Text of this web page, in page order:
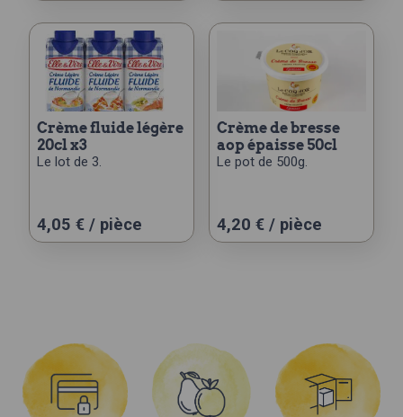
crème fluide légère
20cl x3
Le lot de 3.
4,05 € / pièce
crème de bresse
aop épaisse 50cl
Le pot de 500g.
4,20 € / pièce